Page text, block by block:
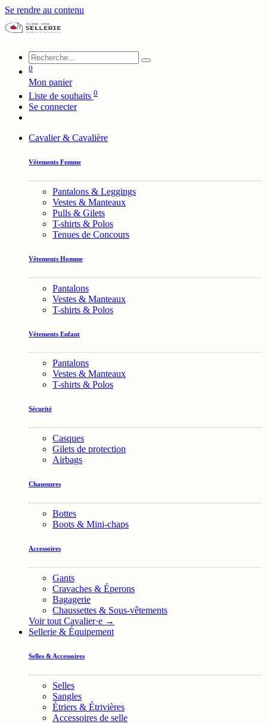
Se rendre au contenu
0
Mon panier
Liste de souhaits 0
Se connecter
Cavalier & Cavalière
Vêtements Femme
Pantalons & Leggings
Vestes & Manteaux
Pulls & Gilets
T-shirts & Polos
Tenues de Concours
Vêtements Homme
Pantalons
Vestes & Manteaux
T-shirts & Polos
Vêtements Enfant
Pantalons
Vestes & Manteaux
T-shirts & Polos
Sécurité
Casques
Gilets de protection
Airbags
Chaussures
Bottes
Boots & Mini-chaps
Accessoires
Gants
Cravaches & Éperons
Bagagerie
Chaussettes & Sous-vêtements
Voir tout Cavalier·e →
Sellerie & Équipement
Selles & Accessoires
Selles
Sangles
Étriers & Étrivières
Accessoires de selle